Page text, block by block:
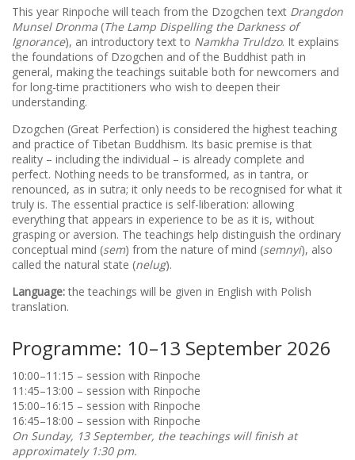
This year Rinpoche will teach from the Dzogchen text Drangdon
Munsel Dronma (The Lamp Dispelling the Darkness of
Ignorance), an introductory text to Namkha Truldzo. It explains
the foundations of Dzogchen and of the Buddhist path in
general, making the teachings suitable both for newcomers and
for long-time practitioners who wish to deepen their
understanding.
Dzogchen (Great Perfection) is considered the highest teaching
and practice of Tibetan Buddhism. Its basic premise is that
reality – including the individual – is already complete and
perfect. Nothing needs to be transformed, as in tantra, or
renounced, as in sutra; it only needs to be recognised for what it
truly is. The essential practice is self-liberation: allowing
everything that appears in experience to be as it is, without
grasping or aversion. The teachings help distinguish the ordinary
conceptual mind (sem) from the nature of mind (semnyi), also
called the natural state (nelug).
Language:the teachings will be given in English with Polish
translation.
Programme: 10–13 September 2026
10:00–11:15 – session with Rinpoche
11:45–13:00 – session with Rinpoche
15:00–16:15 – session with Rinpoche
16:45–18:00 – session with Rinpoche
On Sunday, 13 September, the teachings will finish at
approximately 1:30 pm.